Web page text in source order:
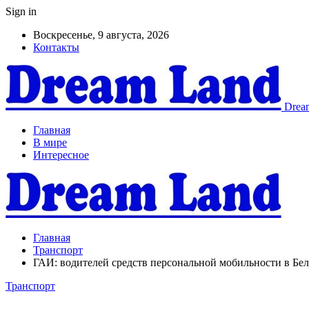
Sign in
Воскресенье, 9 августа, 2026
Контакты
Главная
В мире
Интересное
Главная
Транспорт
ГАИ: водителей средств персональной мобильности в
Транспорт